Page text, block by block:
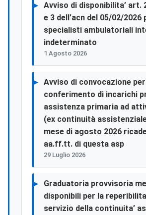
Avviso di disponibilita’ art.
e 3 dell’acn del 05/02/2026
specialisti ambulatoriali
indeterminato
1 Agosto 2026
Avviso di convocazione
conferimento di incarichi
assistenza primaria ad
(ex continuità
mese di agosto 2026
aa.ff.tt. di questa asp
29 Luglio 2026
Graduatoria provvisoria
disponibili per la
servizio della continuita’